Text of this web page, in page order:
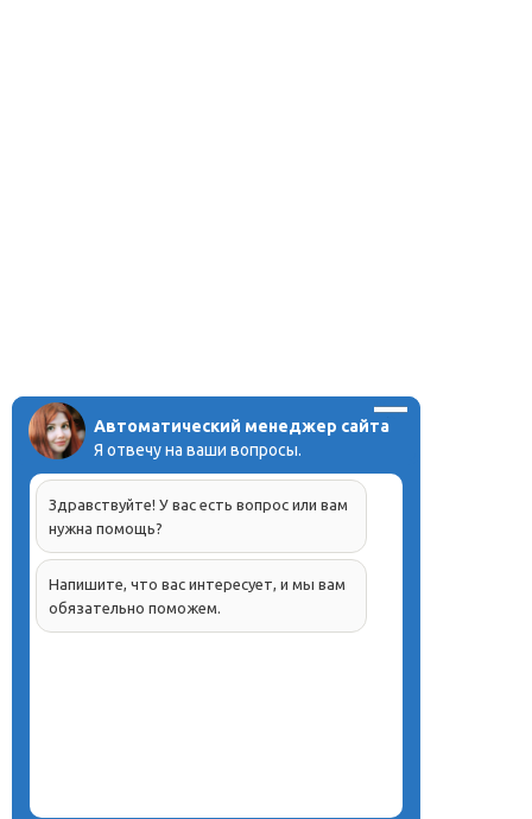
Автоматический менеджер сайта
Я отвечу на ваши вопросы.
Здравствуйте! У вас есть вопрос или вам
нужна помощь?
Напишите, что вас интересует, и мы вам
обязательно поможем.